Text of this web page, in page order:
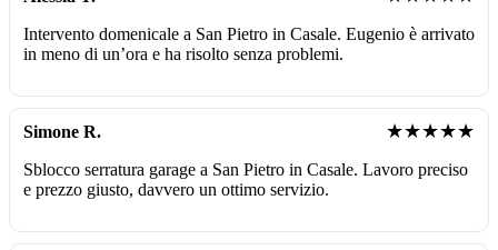
Intervento domenicale a San Pietro in Casale. Eugenio è arrivato
in meno di un’ora e ha risolto senza problemi.
Simone R. ★★★★★
Sblocco serratura garage a San Pietro in Casale. Lavoro preciso
e prezzo giusto, davvero un ottimo servizio.